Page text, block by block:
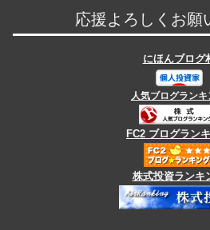
応援よろしくお願
にほんブログ
人気ブログランキ
FC2 ブログラン
株式投資ランキ